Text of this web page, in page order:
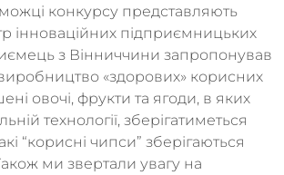
конкурсу представляють
інноваційних підприємницьких
з Вінниччини запропонував
«здорових» корисних
овочі, фрукти та ягоди, в яких
технології, зберігатиметься
“корисні чипси” зберігаються
ми звертали увагу на